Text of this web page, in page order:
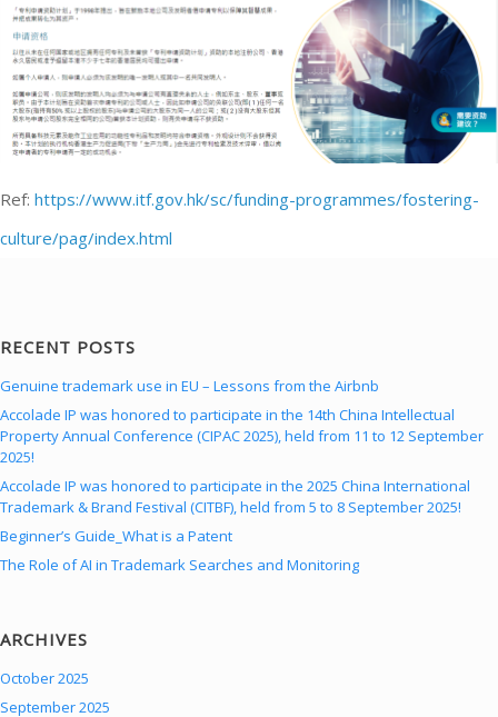
Ref: https://www.itf.gov.hk/sc/funding-programmes/fostering-
culture/pag/index.html
RECENT POSTS
Genuine trademark use in EU – Lessons from the Airbnb
Accolade IP was honored to participate in the 14th China Intellectual
Property Annual Conference (CIPAC 2025), held from 11 to 12 September
2025!
Accolade IP was honored to participate in the 2025 China International
Trademark & Brand Festival (CITBF), held from 5 to 8 September 2025!
Beginner’s Guide_What is a Patent
The Role of AI in Trademark Searches and Monitoring
ARCHIVES
October 2025
September 2025